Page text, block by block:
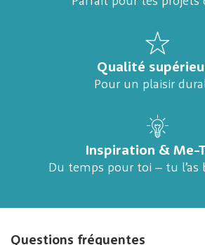
Qualité
Pour un plaisir
Inspiration & Me-
Du temps pour toi – tu l’as
Questions fréquentes